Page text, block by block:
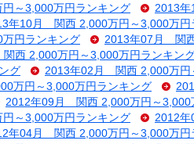
～3,000万円ランキング
2013
年10月 関西 2,000万円～3,000万円
円ランキング
2013年07月 関
西 2,000万円～3,000万円ランキン
グ
2013年02月 関西 2,000万円
万円～3,000万円ランキング
2012年09月 関西 2,000万円～3,000
～3,000万円ランキング
2012
年04月 関西 2,000万円～3,000万円